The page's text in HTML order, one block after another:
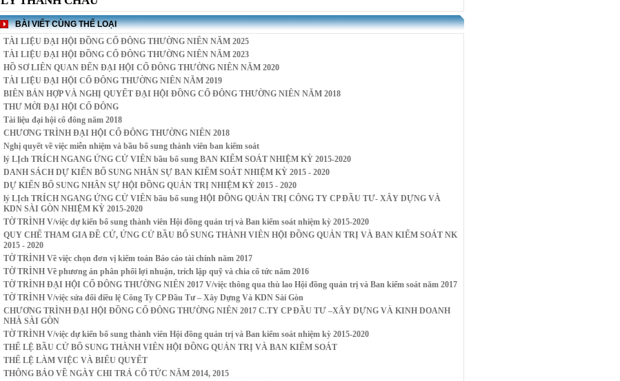
BÀI VIẾT CÙNG THỂ LOẠI
TÀI LIỆU ĐẠI HỘI ĐỒNG CỔ ĐÔNG THƯỜNG NIÊN NĂM 2025
TÀI LIỆU ĐẠI HỘI ĐỒNG CỔ ĐÔNG THƯỜNG NIÊN NĂM 2023
HỒ SƠ LIÊN QUAN ĐẾN ĐẠI HỘI CỔ ĐÔNG THƯỜNG NIÊN NĂM 2020
TÀI LIỆU ĐẠI HỘI CỔ ĐÔNG THƯỜNG NIÊN NĂM 2019
BIÊN BẢN HỢP VÀ NGHỊ QUYẾT ĐẠI HỘI ĐỒNG CỔ ĐÔNG THƯỜNG NIÊN NĂM 2018
THƯ MỜI ĐẠI HỘI CỔ ĐÔNG
Tài liệu đại hội cổ đông năm 2018
CHƯƠNG TRÌNH ĐẠI HỘI CỔ ĐÔNG THƯỜNG NIÊN 2018
Nghị quyết về việc miễn nhiệm và bầu bổ sung thành viên ban kiểm soát
lý LỊch TRÍCH NGANG ỨNG CỬ VIÊN bầu bổ sung BAN KIỂM SOÁT NHIỆM KỲ 2015-2020
DANH SÁCH DỰ KIẾN BỔ SUNG NHÂN SỰ BAN KIỂM SOÁT NHIỆM KỲ 2015 - 2020
DỰ KIẾN BỔ SUNG NHÂN SỰ HỘI ĐỒNG QUẢN TRỊ NHIỆM KỲ 2015 - 2020
lý LỊch TRÍCH NGANG ỨNG CỬ VIÊN bầu bổ sung HỘI ĐỒNG QUẢN TRỊ CÔNG TY CP ĐẦU TƯ- XÂY DỰNG VÀ
KDN SÀI GÒN NHIỆM KỲ 2015-2020
TỜ TRÌNH V/việc dự kiến bổ sung thành viên Hội đồng quản trị và Ban kiểm soát nhiệm kỳ 2015-2020
QUY CHẾ THAM GIA ĐỀ CỬ, ỨNG CỬ BẦU BỔ SUNG THÀNH VIÊN HỘI ĐỒNG QUẢN TRỊ VÀ BAN KIỂM SOÁT NK
2015 - 2020
TỜ TRÌNH Về việc chọn đơn vị kiểm toán Báo cáo tài chính năm 2017
TỜ TRÌNH Về phương án phân phối lợi nhuận, trích lập quỹ và chia cổ tức năm 2016
TỜ TRÌNH ĐẠI HỘI CỔ ĐÔNG THƯỜNG NIÊN 2017 V/việc thông qua thù lao Hội đồng quản trị và Ban kiểm soát năm 2017
TỜ TRÌNH V/việc sửa đổi điều lệ Công Ty CP Đầu Tư – Xây Dựng Và KDN Sài Gòn
CHƯƠNG TRÌNH ĐẠI HỘI ĐỒNG CỔ ĐÔNG THƯỜNG NIÊN 2017 C.TY CP ĐẦU TƯ –XÂY DỰNG VÀ KINH DOANH
NHÀ SÀI GÒN
TỜ TRÌNH V/việc dự kiến bổ sung thành viên Hội đồng quản trị và Ban kiểm soát nhiệm kỳ 2015-2020
THỂ LỆ BẦU CỬ BỔ SUNG THÀNH VIÊN HỘI ĐỒNG QUẢN TRỊ VÀ BAN KIỂM SOÁT
THỂ LỆ LÀM VIỆC VÀ BIỂU QUYẾT
THÔNG BÁO VỀ NGÀY CHI TRẢ CỔ TỨC NĂM 2014, 2015